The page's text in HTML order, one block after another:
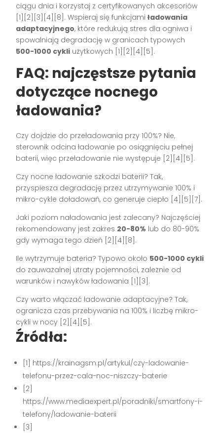
ciągu dnia i korzystaj z certyfikowanych akcesoriów
[1][2][3][4][8]. Wspieraj się funkcjamiładowania
adaptacyjnego, które redukują stres dla ogniwa i
spowalniają degradację w granicach typowych
500-1000 cykli użytkowych [1][2][4][5].
FAQ: najczęstsze pytania
dotyczące nocnego
ładowania?
Czy dojdzie do przeładowania przy 100%? Nie,
sterownik odcina ładowanie po osiągnięciu pełnej
baterii, więc przeładowanie nie występuje [2][4][5].
Czy nocne ładowanie szkodzi baterii? Tak,
przyspiesza degradację przez utrzymywanie 100% i
mikro-cykle doładowań, co generuje ciepło [4][5][7].
Jaki poziom naładowania jest zalecany? Najczęściej
rekomendowany jest zakres 20-80% lub do 80-90%
gdy wymaga tego dzień [2][4][8].
Ile wytrzymuje bateria? Typowo około 500-1000 cykli
do zauważalnej utraty pojemności, zależnie od
warunków i nawyków ładowania [1][3].
Czy warto włączać ładowanie adaptacyjne? Tak,
ogranicza czas przebywania na 100% i liczbę mikro-
cykli w nocy [2][4][5].
Źródła:
[1] https://krainagsm.pl/artykul/czy-ladowanie-
telefonu-przez-cala-noc-niszczy-baterie
[2]
https://www.mediaexpert.pl/poradniki/smartfony-i-
telefony/ladowanie-baterii
[3]